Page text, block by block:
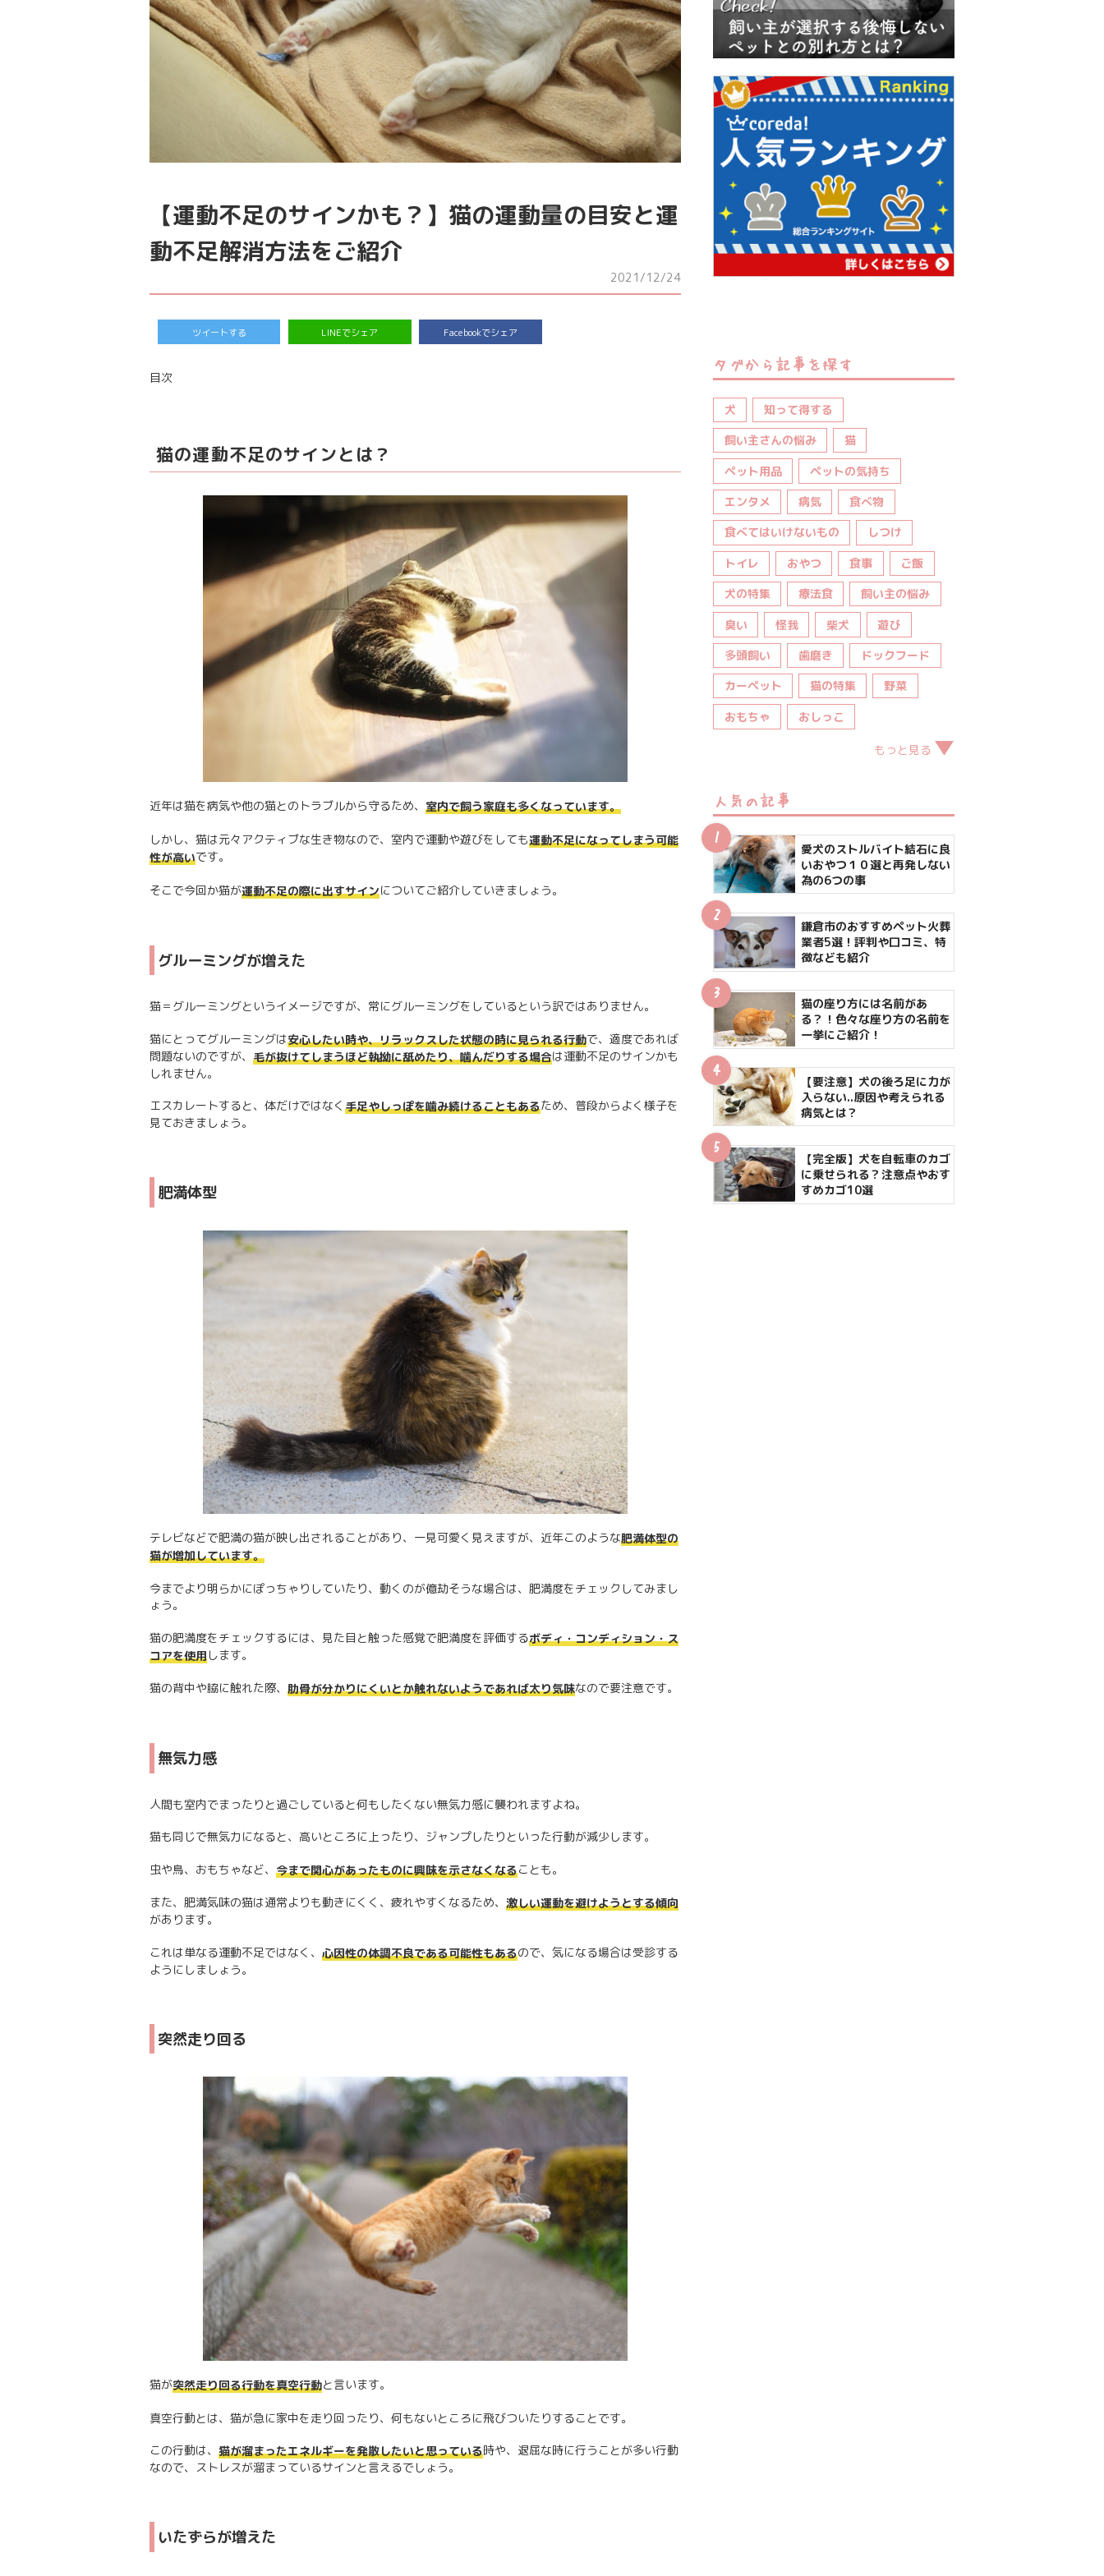
【運動不足のサインかも？】猫の運動量の目安と運
動不足解消方法をご紹介
2021/12/24
ツイートする LINEでシェア Facebookでシェア
目次
猫の運動不足のサインとは？
近年は猫を病気や他の猫とのトラブルから守るため、 室内で飼う家庭も多くなっています。
しかし、猫は元々アクティブな生き物なので、室内で運動や遊びをしても運動不足になってしまう可能
性が高いです。
そこで今回か猫が運動不足の際に出すサインについてご紹介していきましょう。
グルーミングが増えた
猫＝グルーミングというイメージですが、常にグルーミングをしているという訳ではありません。
猫にとってグルーミングは安心したい時や、リラックスした状態の時に見られる行動で、適度であれば
問題ないのですが、 毛が抜けてしまうほど執拗に舐めたり、噛んだりする場合は運動不足のサインかも
しれません。
エスカレートすると、体だけではなく 手足やしっぽを噛み続けることもあるため、普段からよく様子を
見ておきましょう。
肥満体型
テレビなどで肥満の猫が映し出されることがあり、一見可愛く見えますが、近年このような肥満体型の
猫が増加しています。
今までより明らかにぽっちゃりしていたり、動くのが億劫そうな場合は、肥満度をチェックしてみまし
ょう。
猫の肥満度をチェックするには、見た目と触った感覚で肥満度を評価するボディ・コンディション・ス
コアを使用します。
猫の背中や脇に触れた際、 肋骨が分かりにくいとか触れないようであれば太り気味なので要注意です。
無気力感
人間も室内でまったりと過ごしていると何もしたくない無気力感に襲われますよね。
猫も同じで無気力になると、高いところに上ったり、ジャンプしたりといった行動が減少します。
虫や鳥、おもちゃなど、 今まで関心があったものに興味を示さなくなることも。
また、肥満気味の猫は通常よりも動きにくく、疲れやすくなるため、 激しい運動を避けようとする傾向
があります。
これは単なる運動不足ではなく、 心因性の体調不良である可能性もあるので、気になる場合は受診する
ようにしましょう。
突然走り回る
猫が突然走り回る行動を真空行動と言います。
真空行動とは、猫が急に家中を走り回ったり、何もないところに飛びついたりすることです。
この行動は、 猫が溜まったエネルギーを発散したいと思っている時や、退屈な時に行うことが多い行動
なので、ストレスが溜まっているサインと言えるでしょう。
いたずらが増えた
タグから記事を探す
犬
知って得する
飼い主さんの悩み
猫
ペット用品
ペットの気持ち
エンタメ
病気
食べ物
食べてはいけないもの
しつけ
トイレ
おやつ 食事
ご飯
犬の特集
療法食
飼い主の悩み
臭い
怪我 柴犬
遊び
多頭飼い
歯磨き
ドックフード
カーペット
猫の特集
野菜
おもちゃ
おしっこ
もっと見る
人気の記事
愛犬のストルバイト結石に良
いおやつ１０選と再発しない
為の6つの事
鎌倉市のおすすめペット火葬
業者5選！評判や口コミ、特
徴なども紹介
猫の座り方には名前があ
る？！色々な座り方の名前を
一挙にご紹介！
【要注意】犬の後ろ足に力が
入らない..原因や考えられる
病気とは？
【完全版】犬を自転車のカゴ
に乗せられる？注意点やおす
すめカゴ10選